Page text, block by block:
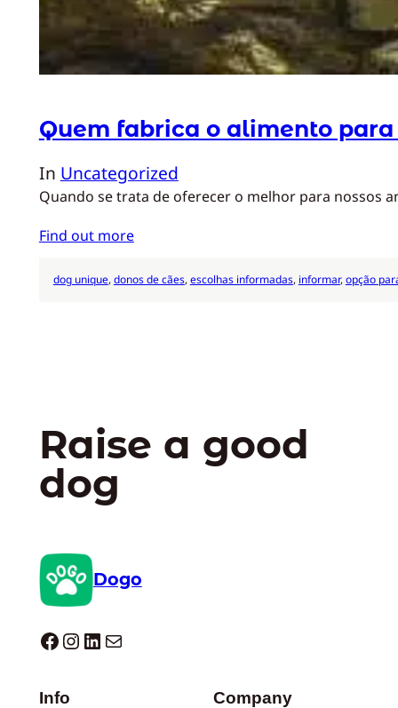
Quem fabrica o alimento
In Uncategorized
Quando se trata de oferecer o melhor para nossos
Find out more
dog unique, donos de cães, escolhas informadas, informar, opção
Raise a good
dog
Dogo
Dogo facebook InstagramLinkedIn E-mail
Info Company